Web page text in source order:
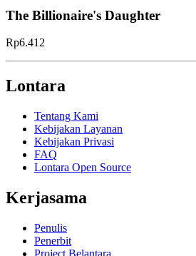
The Billionaire's Daughter
Rp6.412
Lontara
Tentang Kami
Kebijakan Layanan
Kebijakan Privasi
FAQ
Lontara Open Source
Kerjasama
Penulis
Penerbit
Project Belantara